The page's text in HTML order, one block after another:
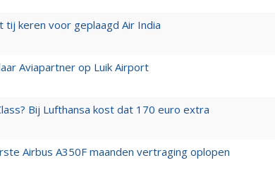
tij keren voor geplaagd Air India
Aviapartner op Luik Airport
Bij Lufthansa kost dat 170 euro extra
Airbus A350F maanden vertraging oplopen